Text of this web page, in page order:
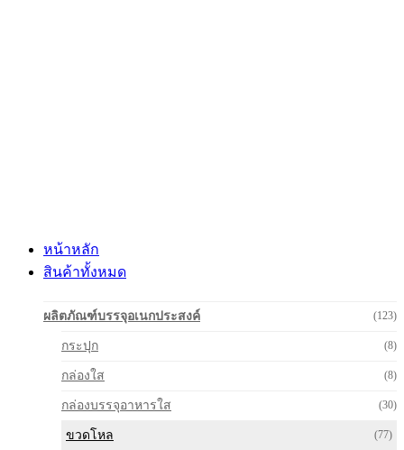
หน้าหลัก
สินค้าทั้งหมด
ผลิตภัณฑ์บรรจุอเนกประสงค์ (123)
กระปุก (8)
กล่องใส (8)
กล่องบรรจุอาหารใส (30)
ขวดโหล (77)